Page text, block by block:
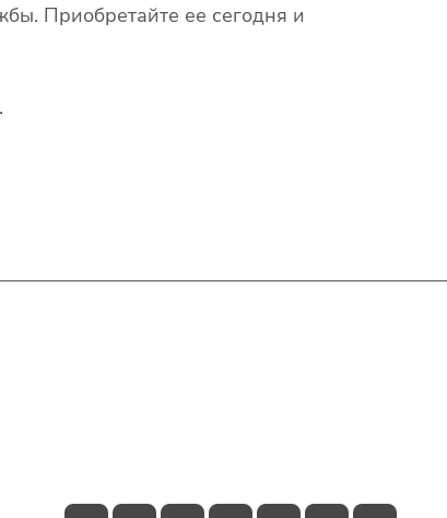
Приобретайте ее сегодня и